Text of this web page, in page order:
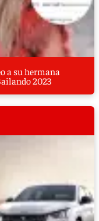
a su hermana
2023